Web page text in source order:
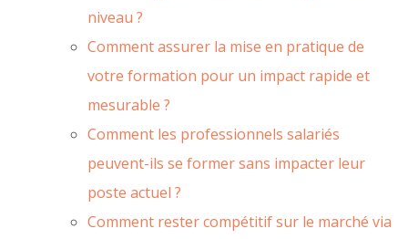
niveau ?
Comment assurer la mise en pratique de
votre formation pour un impact rapide et
mesurable ?
Comment les professionnels salariés
peuvent-ils se former sans impacter leur
poste actuel ?
Comment rester compétitif sur le marché via